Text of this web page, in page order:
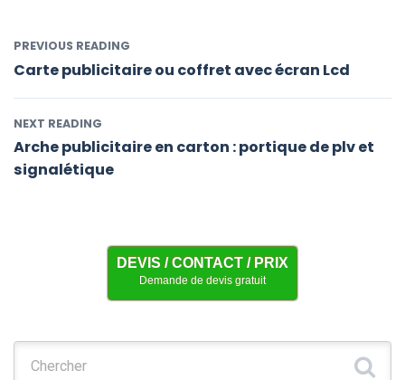
PREVIOUS READING
Carte publicitaire ou coffret avec écran Lcd
NEXT READING
Arche publicitaire en carton : portique de plv et
signalétique
DEVIS / CONTACT / PRIX
Demande de devis gratuit